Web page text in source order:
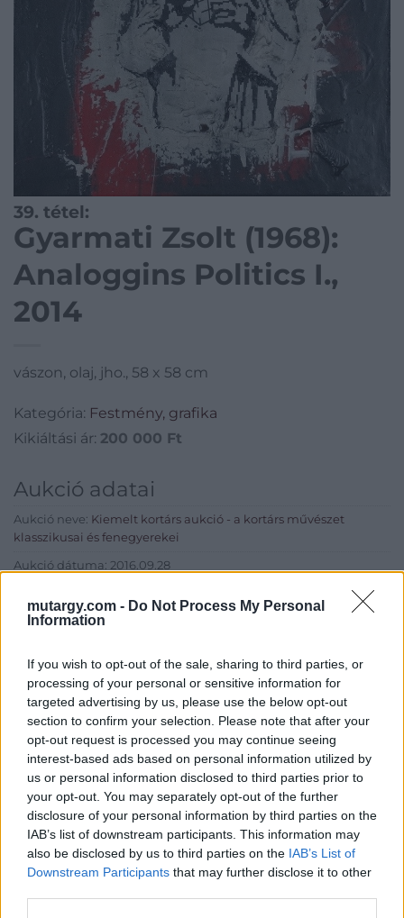
mutargy.com - Do Not Process My Personal
Information
If you wish to opt-out of the sale, sharing to third parties, or
processing of your personal or sensitive information for
targeted advertising by us, please use the below opt-out
section to confirm your selection. Please note that after your
opt-out request is processed you may continue seeing
interest-based ads based on personal information utilized by
us or personal information disclosed to third parties prior to
your opt-out. You may separately opt-out of the further
disclosure of your personal information by third parties on the
IAB’s list of downstream participants. This information may
also be disclosed by us to third parties on the IAB’s List of
Downstream Participants that may further disclose it to other
39. tétel:
Gyarmati Zsolt (1968):
Analoggins Politics I.,
2014
vászon, olaj, jho., 58 x 58 cm
Kategória: Festmény, grafika
Kikiáltási ár: 200 000 Ft
Aukció adatai
Aukció neve: Kiemelt kortárs aukció - a kortárs művészet
klasszikusai és fenegyerekei
Aukció dátuma: 2016.09.28
Aukció helye: II. Zsigmond tér 8.
Eladó adatai
Eladó:Műgyűjtők Háza Kft.
Cím: Dudás Attila
Műgyűjtők Háza kft.
Budapest
1023.Bp. Zsigmond tér 11.
1023
Telefon: 18008123